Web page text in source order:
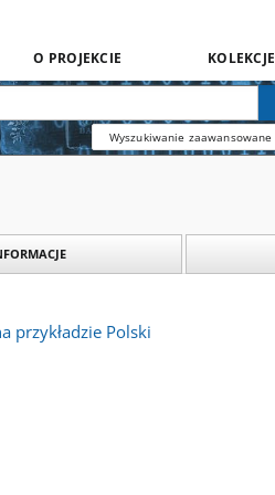
O PROJEKCIE KOLEKCJE
Wyszukiwanie zaawansowane
przykładzie Polski